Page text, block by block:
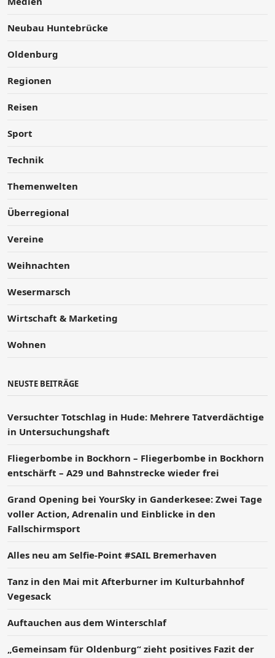
Neubau Huntebrücke
Oldenburg
Regionen
Reisen
Sport
Technik
Themenwelten
Überregional
Vereine
Weihnachten
Wesermarsch
Wirtschaft & Marketing
Wohnen
NEUSTE BEITRÄGE
Versucht­er Totschlag in Hude: Mehrere Tatverdächtige
in Untersuchungshaft
Fliegerbombe in Bockhorn – Fliegerbombe in Bockhorn
entschärft – A29 und Bahnstrecke wieder frei
Grand Opening bei YourSky in Ganderkesee: Zwei Tage
voller Action, Adrenalin und Einblicke in den
Fallschirmsport
Alles neu am Selfie-Point #SAIL Bremerhaven
Tanz in den Mai mit Afterburner im Kulturbahnhof
Vegesack
Auftauchen aus dem Winterschlaf
„Gemeinsam für Oldenburg“ zieht positives Fazit der